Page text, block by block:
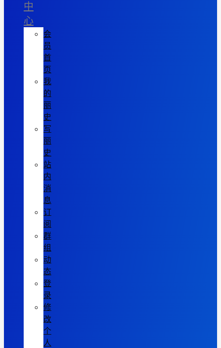
中
心
会
员
首
页
我
的
丽
史
写
丽
史
站
内
消
息
订
阅
群
组
动
态
登
录
修
改
个
人